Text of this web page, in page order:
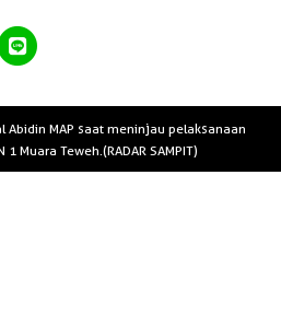
Abidin MAP saat meninjau pelaksanaan
Muara Teweh.(RADAR SAMPIT)